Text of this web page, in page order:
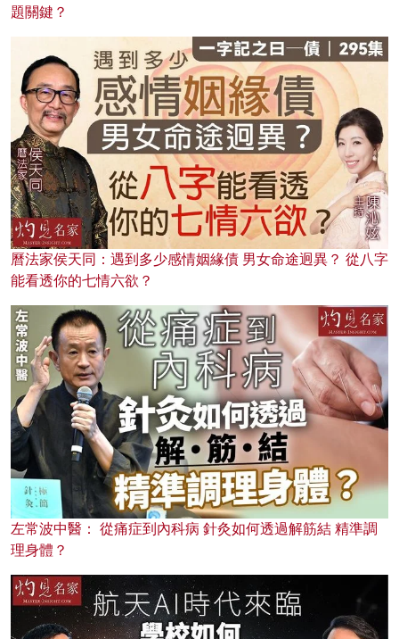
題關鍵？
曆法家侯天同：遇到多少感情姻緣債 男女命途迥異？ 從八字
能看透你的七情六欲？
左常波中醫： 從痛症到內科病 針灸如何透過解筋結 精準調
理身體？